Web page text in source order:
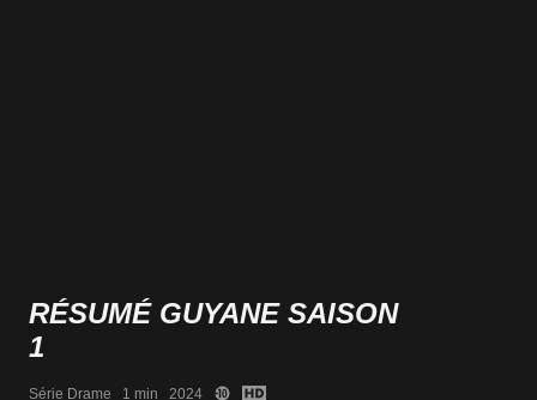
RÉSUMÉ GUYANE SAISON
1
Série Drame   1 min   2024